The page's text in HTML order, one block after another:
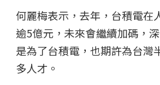
何麗梅表示，去年，台積電在
逾5億元，未來會繼續加碼，
是為了台積電，也期許為台灣
多人才。